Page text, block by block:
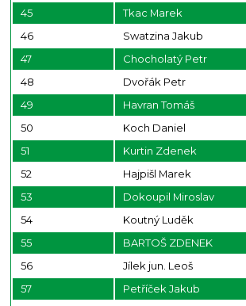
45
Tkac Marek
46
Swatzina Jakub
47
Chocholatý Petr
48
Dvořák Petr
49
Havran Tomáš
50
Koch Daniel
51
Kurtin Zdenek
52
Hajpišl Marek
53
Dokoupil Miroslav
54
Koutný Luděk
55
BARTOŠ ZDENEK
56
Jílek jun. Leoš
57
Petříček Jakub